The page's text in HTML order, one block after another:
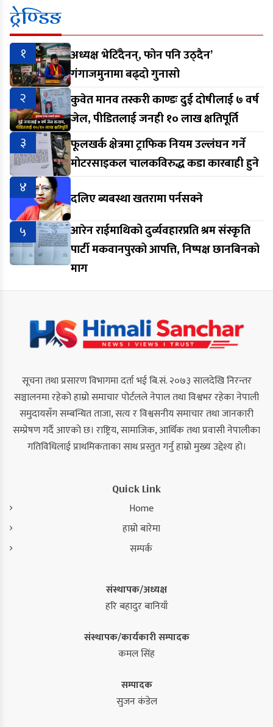
ट्रेण्डिङ
१
अध्यक्ष भेटिँदैनन्, फोन पनि उठ्दैन’
गंगाजमुनामा बढ्दो गुनासो
२
कुवेत मानव तस्करी काण्डः दुई दोषीलाई ७ वर्ष
जेल, पीडितलाई जनही १० लाख क्षतिपूर्ति
३
फूलखर्क क्षेत्रमा ट्राफिक नियम उल्लंघन गर्ने
मोटरसाइकल चालकविरुद्ध कडा कारबाही हुने
४
दलिए ब्यबस्था खतरामा पर्नसक्ने
५
आरेन राईमाथिको दुर्व्यवहारप्रति श्रम संस्कृति
पार्टी मकवानपुरको आपत्ति, निष्पक्ष छानबिनको
माग
सूचना तथा प्रसारण विभागमा दर्ता भई बि.सं. २०७३ सालदेखि निरन्तर
सञ्चालनमा रहेको हाम्रो समाचार पोर्टलले नेपाल तथा विश्वभर रहेका नेपाली
समुदायसँग सम्बन्धित ताजा, सत्य र विश्वसनीय समाचार तथा जानकारी
सम्प्रेषण गर्दै आएको छ। राष्ट्रिय, सामाजिक, आर्थिक तथा प्रवासी नेपालीका
गतिविधिलाई प्राथमिकताका साथ प्रस्तुत गर्नु हाम्रो मुख्य उद्देश्य हो।
Quick Link
Home
हाम्रो बारेमा
सम्पर्क
संस्थापक/अध्यक्ष
हरि बहादुर बानियाँ
संस्थापक/कार्यकारी सम्पादक
कमल सिंह
सम्पादक
सुजन कंडेल